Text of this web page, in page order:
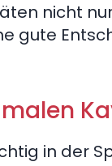
nicht
gute
in der